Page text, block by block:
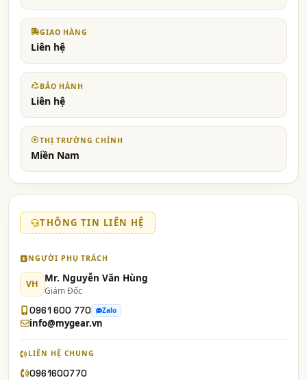
GIAO HÀNG
Liên hệ
BẢO HÀNH
Liên hệ
THỊ TRƯỜNG CHÍNH
Miền Nam
THÔNG TIN LIÊN HỆ
NGƯỜI PHỤ TRÁCH
VH Mr. Nguyễn Văn Hùng
Giám Đốc
0961 600 770
Zalo
info@mygear.vn
LIÊN HỆ CHUNG
0961600770